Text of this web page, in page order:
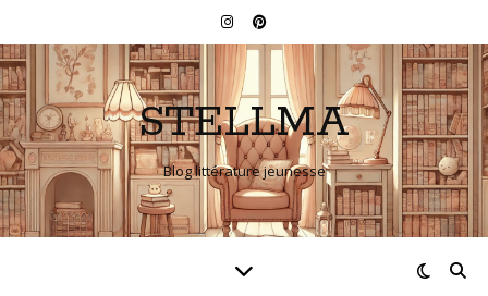
STELLMA
Blog littérature jeunesse